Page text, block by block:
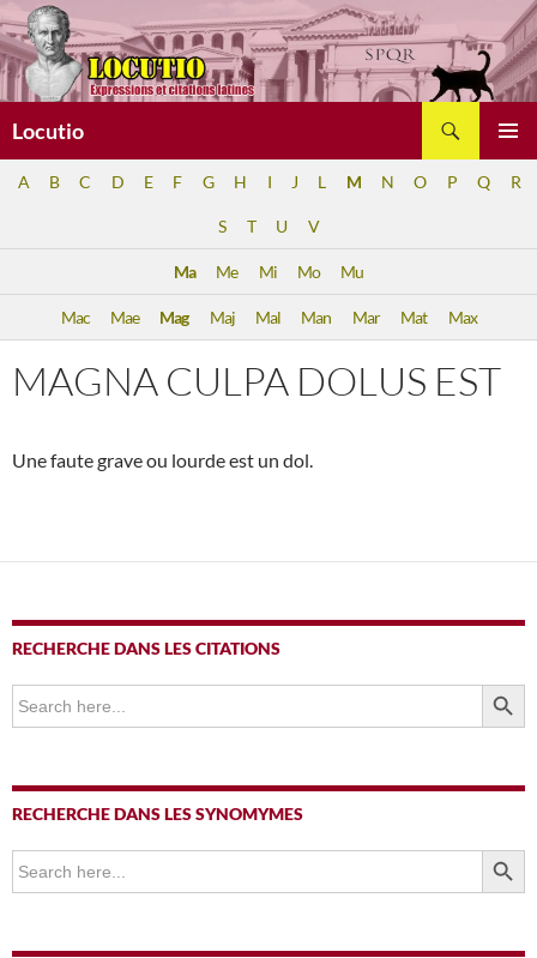
Aller
au
contenu
Locutio
A B C D E F G H I J L M N O P Q R
S T U V
Ma Me Mi Mo Mu
Mac Mae Mag Maj Mal Man Mar Mat Max
MAGNA CULPA DOLUS EST
Une faute grave ou lourde est un dol.
RECHERCHE DANS LES CITATIONS
Search
for:
SEARCH
RECHERCHE DANS LES SYNOMYMES
Search
for:
SEARCH